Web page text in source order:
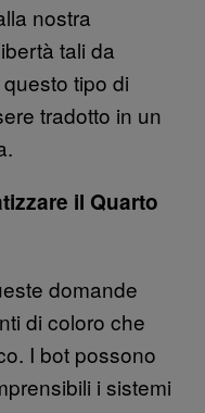
nostra
tali da
tipo di
tradotto in un
il Quarto
domande
di coloro che
I bot possono
i sistemi